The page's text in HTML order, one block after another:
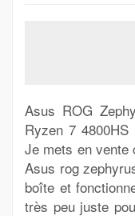
Asus ROG
Ryzen 7
Je mets en vente
Asus rog
boîte et
très peu juste